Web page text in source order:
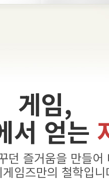
게임,
서 얻는
던 즐거움을 만들어
게임즈만의 철학입